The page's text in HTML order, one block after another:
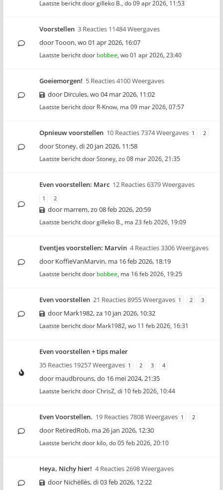
Laatste bericht doorgilleko B., do 09 apr 2026, 11:53
Voorstellen 3 Reacties 11484 Weergaves
doorTooon,wo 01 apr 2026, 16:07
Laatste bericht door bobbee, wo 01 apr 2026, 23:40
Goeiemorgen! 5 Reacties 4100 Weergaves
door Dircules,wo 04 mar 2026, 11:02
Laatste bericht door R-Know, ma 09 mar 2026, 07:57
Opnieuw voorstellen 10 Reacties 7374 Weergaves 1 2
doorStoney,di 20 jan 2026, 11:58
Laatste bericht doorStoney, zo 08 mar 2026, 21:35
Even voorstellen: Marc 12 Reacties 6379 Weergaves
1 2
door marrem,zo 08 feb 2026, 20:59
Laatste bericht doorgilleko B., ma 23 feb 2026, 19:09
Eventjes voorstellen: Marvin 4 Reacties 3306 Weergaves
door KoffieVanMarvin, ma 16 feb 2026, 18:19
Laatste bericht door bobbee, ma 16 feb 2026, 19:25
Even voorstellen 21 Reacties 8955 Weergaves 1 2 3
door Mark1982,za 10 jan 2026, 10:32
Laatste bericht door Mark1982, wo 11 feb 2026, 16:31
Even voorstellen + tips maler
35 Reacties 19257 Weergaves 1 2 3 4
door maudbrouns,do 16 mei 2024, 21:35
Laatste bericht doorChrisZ, di 10 feb 2026, 10:44
Even Voorstellen. 19 Reacties 7808 Weergaves 1 2
door RetiredRob, ma 26 jan 2026, 12:30
Laatste bericht door kilo, do 05 feb 2026, 20:10
Heya, Nichy hier! 4 Reacties 2698 Weergaves
door Nichëllès,di 03 feb 2026, 12:22